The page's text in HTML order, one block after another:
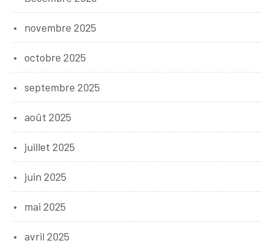
novembre 2025
octobre 2025
septembre 2025
août 2025
juillet 2025
juin 2025
mai 2025
avril 2025